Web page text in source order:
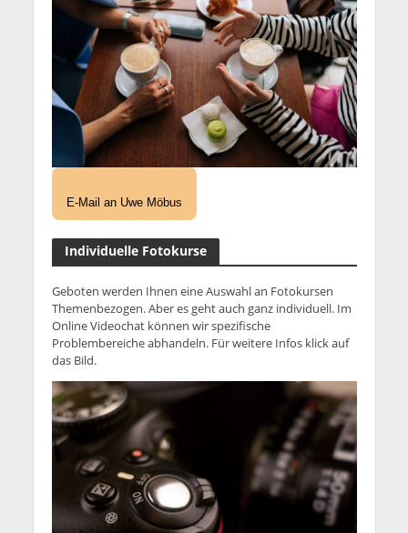
E-Mail an Uwe Möbus
Individuelle Fotokurse
Geboten werden Ihnen eine Auswahl an Fotokursen
Themenbezogen. Aber es geht auch ganz individuell. Im
Online Videochat können wir spezifische
Problembereiche abhandeln. Für weitere Infos klick auf
das Bild.